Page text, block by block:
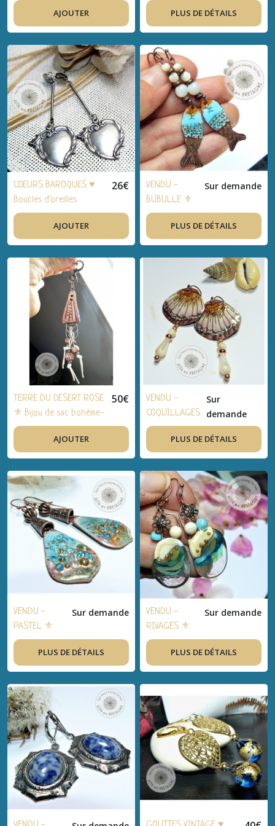
bronze, coquillage,
pierre - Idée cadeau
femme, été
AJOUTER
Boucles
d'oreilles
bohème-chic,
bijou artisanal,
cuivre émaillé,
nacre blanche
naturelle -
Idée cadeau
femme, été
PLUS DE DÉTAILS
COEURS BAROQUES ♥
Boucles d'oreilles
bohème-chic, artisanal,
acier inox, coeurs
vintage 70 - Idée
cadeau, fêtes,
anniversaire
26€
AJOUTER
VENDU -
BUBULLE ⚜
Boucles
d'oreilles
bohème-chic,
bijou
cuivre émaillé,
nacre
blanche
naturelle -
Idée cadeau
femme, été
Sur demande
PLUS DE DÉTAILS
TERRE DU DESERT ROSE
⚜ Bijou de sac bohème-
chic, bijou artisanal,
céramique, acier
inoxydable, cuir - Idée
cadeau femme, été
50€
AJOUTER
VENDU -
COQUILLAGES
⚜ Boucles
d'oreilles
bohème-chic,
bijou
artisanal,
cuivre émaillé,
cuivre, nacre
blanche - Idée
cadeau
femme, été
Sur
demande
PLUS DE DÉTAILS
VENDU -
PASTEL ⚜
Boucles
d'oreilles
bohème-chic,
bijou
artisanal,
cuivre émaillé,
cuivre - Idée
cadeau
femme, été
Sur demande
PLUS DE DÉTAILS
VENDU -
RIVAGES ⚜
Boucles
d'oreilles
bohème-chic,
bijou
artisanal,
verre filé,
cuivre - Idée
cadeau
femme, été
Sur demande
PLUS DE DÉTAILS